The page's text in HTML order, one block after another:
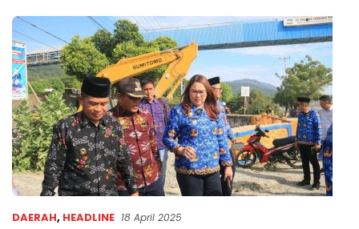
DAERAH, HEADLINE 18 April 2025